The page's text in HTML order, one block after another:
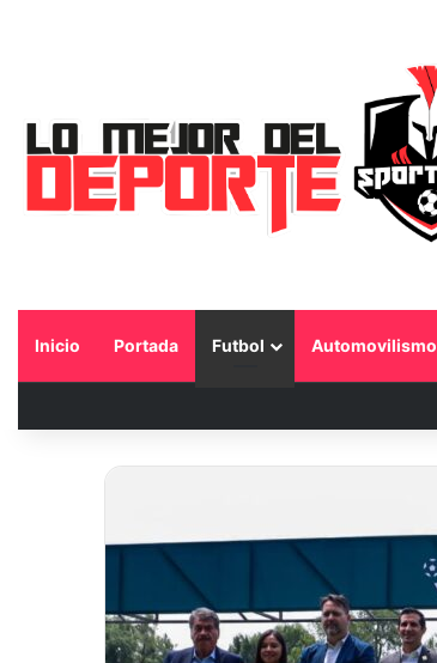
Inicio Portada Futbol Automovilismo